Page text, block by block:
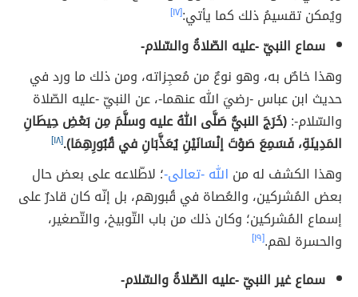
ويُمكن تقسيمُ ذلك كما يأتي:[١٧]
سماع النبيّ -عليه الصّلاةُ والسّلام-
وهذا خاصٌ به، وهو نوعٌ من مُعجِزاته، ومن ذلك ما ورد في
حديث ابن عباس -رضيَ الله عنهما-، عن النبيّ -عليه الصّلاة
والسّلام-:(خَرَجَ النبيُّ صَلَّى اللهُ عليه وسلَّمَ مِن بَعْضِ حِيطَانِ
المَدِينَةِ، فَسَمِعَ صَوْتَ إنْسَانَيْنِ يُعَذَّبَانِ في قُبُورِهِمَا).[١٨]
وهذا الكشف له من الله -تعالى-؛ لاطّلاعه على بعض حال
بعض المُشركين، والعُصاة في قُبورهم، بل إنّه كان قادرٌ على
إسماع المُشركين؛ وكان ذلك من باب التّوبيخ، والتّصغير،
والحسرة لهم.[١٩]
سماع غير النبيّ -عليه الصّلاةُ والسّلام-